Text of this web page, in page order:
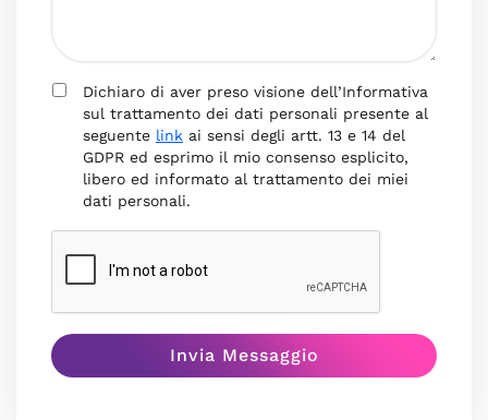
Dichiaro di aver preso visione dell’Informativa
sul trattamento dei dati personali presente al
seguente link ai sensi degli artt. 13 e 14 del
GDPR ed esprimo il mio consenso esplicito,
libero ed informato al trattamento dei miei
dati personali.